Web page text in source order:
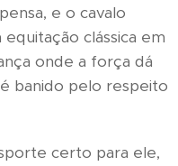
e o cavalo
clássica em
onde a força dá
banido pelo respeito
certo para ele,